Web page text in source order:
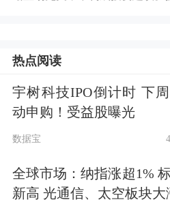
热点阅读
宇树科技IPO倒计时 下
动申购！受益股曝光
数据宝
全球市场：纳指涨超1%
新高 光通信、太空板块大